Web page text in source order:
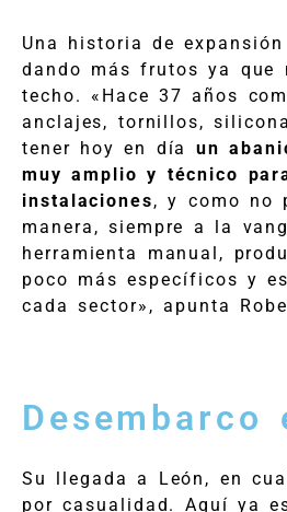
Una historia de
dando más frutos ya que
techo. «Hace 37 años
anclajes, tornillos,
tener hoy en día un
muy amplio y técnico
instalaciones, y como no
manera, siempre a la
herramienta manual,
poco más específicos y
cada sector», apunta
Desembarco
Su llegada a León, en
por casualidad. Aquí ya